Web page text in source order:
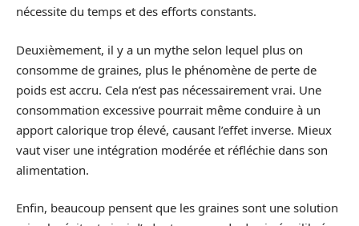
nécessite du temps et des efforts constants.
Deuxièmement, il y a un mythe selon lequel plus on
consomme de graines, plus le phénomène de perte de
poids est accru. Cela n’est pas nécessairement vrai. Une
consommation excessive pourrait même conduire à un
apport calorique trop élevé, causant l’effet inverse. Mieux
vaut viser une intégration modérée et réfléchie dans son
alimentation.
Enfin, beaucoup pensent que les graines sont une solution